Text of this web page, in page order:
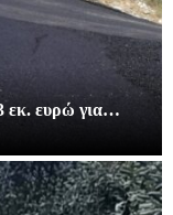
εκ. ευρώ για…